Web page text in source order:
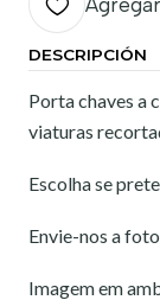
DESCRIPCIÓN
Porta chaves a
viaturas
Escolha se
Envie-nos a
Imagem em